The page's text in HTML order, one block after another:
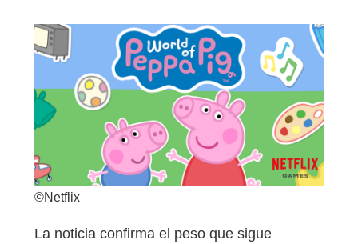
©Netflix
La noticia confirma el peso que sigue